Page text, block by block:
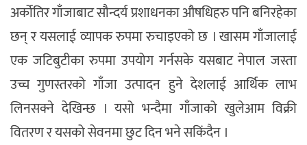
अर्कोतिर गाँजाबाट सौन्दर्य प्रशाधनका औषधिहरु पनि बनिरहेका
छन् र यसलाई व्यापक रुपमा रुचाइएको छ । खासम गाँजालाई
एक जटिबुटीका रुपमा उपयोग गर्नसके यसबाट नेपाल जस्ता
उच्च गुणस्तरको गाँजा उत्पादन हुने देशलाई आर्थिक लाभ
लिनसक्ने देखिन्छ । यसो भन्दैमा गाँजाको खुलेआम विक्री
वितरण र यसको सेवनमा छुट दिन भने सकिंदैन ।